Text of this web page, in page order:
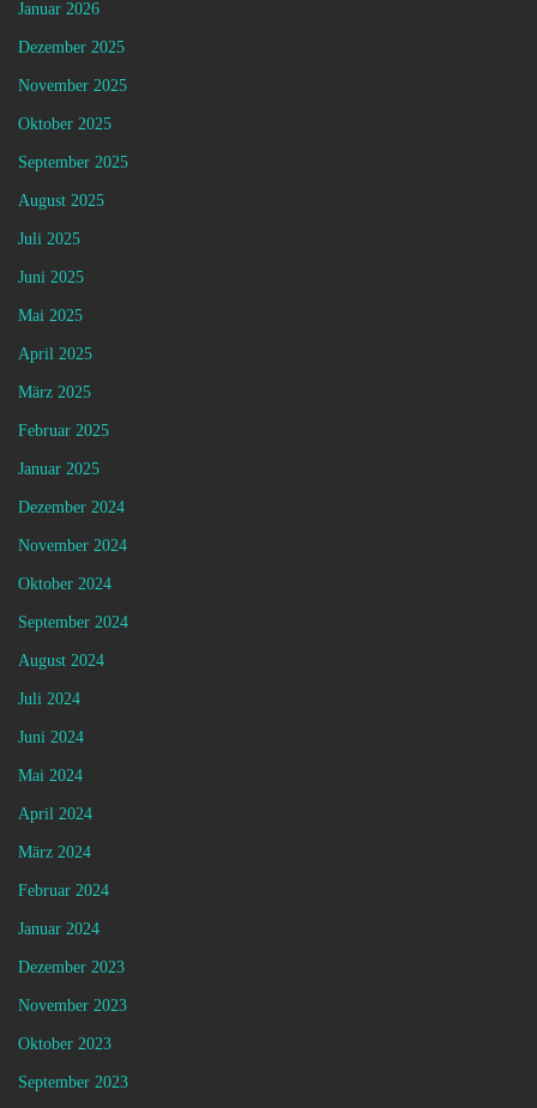
Januar 2026
Dezember 2025
November 2025
Oktober 2025
September 2025
August 2025
Juli 2025
Juni 2025
Mai 2025
April 2025
März 2025
Februar 2025
Januar 2025
Dezember 2024
November 2024
Oktober 2024
September 2024
August 2024
Juli 2024
Juni 2024
Mai 2024
April 2024
März 2024
Februar 2024
Januar 2024
Dezember 2023
November 2023
Oktober 2023
September 2023